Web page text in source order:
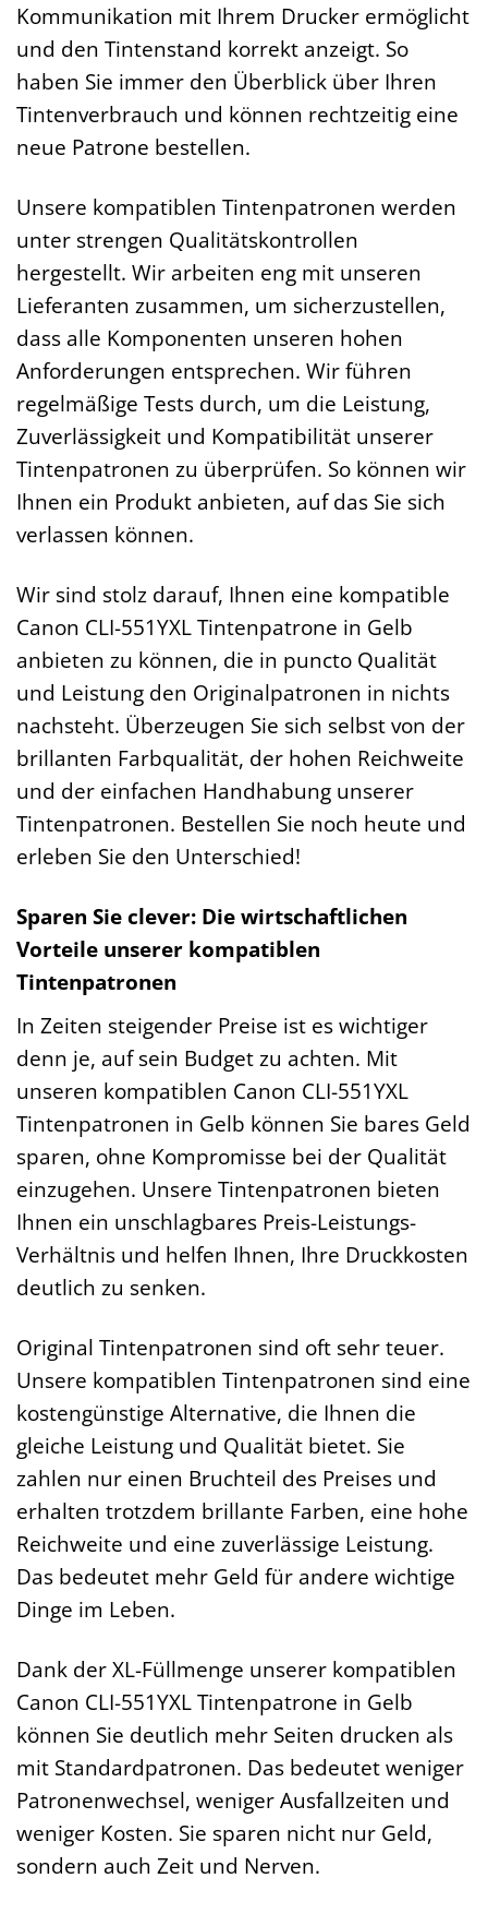
Kommunikation mit Ihrem Drucker ermöglicht
und den Tintenstand korrekt anzeigt. So
haben Sie immer den Überblick über Ihren
Tintenverbrauch und können rechtzeitig eine
neue Patrone bestellen.
Unsere kompatiblen Tintenpatronen werden
unter strengen Qualitätskontrollen
hergestellt. Wir arbeiten eng mit unseren
Lieferanten zusammen, um sicherzustellen,
dass alle Komponenten unseren hohen
Anforderungen entsprechen. Wir führen
regelmäßige Tests durch, um die Leistung,
Zuverlässigkeit und Kompatibilität unserer
Tintenpatronen zu überprüfen. So können wir
Ihnen ein Produkt anbieten, auf das Sie sich
verlassen können.
Wir sind stolz darauf, Ihnen eine kompatible
Canon CLI-551YXL Tintenpatrone in Gelb
anbieten zu können, die in puncto Qualität
und Leistung den Originalpatronen in nichts
nachsteht. Überzeugen Sie sich selbst von der
brillanten Farbqualität, der hohen Reichweite
und der einfachen Handhabung unserer
Tintenpatronen. Bestellen Sie noch heute und
erleben Sie den Unterschied!
Sparen Sie clever: Die wirtschaftlichen
Vorteile unserer kompatiblen
Tintenpatronen
In Zeiten steigender Preise ist es wichtiger
denn je, auf sein Budget zu achten. Mit
unseren kompatiblen Canon CLI-551YXL
Tintenpatronen in Gelb können Sie bares Geld
sparen, ohne Kompromisse bei der Qualität
einzugehen. Unsere Tintenpatronen bieten
Ihnen ein unschlagbares Preis-Leistungs-
Verhältnis und helfen Ihnen, Ihre Druckkosten
deutlich zu senken.
Original Tintenpatronen sind oft sehr teuer.
Unsere kompatiblen Tintenpatronen sind eine
kostengünstige Alternative, die Ihnen die
gleiche Leistung und Qualität bietet. Sie
zahlen nur einen Bruchteil des Preises und
erhalten trotzdem brillante Farben, eine hohe
Reichweite und eine zuverlässige Leistung.
Das bedeutet mehr Geld für andere wichtige
Dinge im Leben.
Dank der XL-Füllmenge unserer kompatiblen
Canon CLI-551YXL Tintenpatrone in Gelb
können Sie deutlich mehr Seiten drucken als
mit Standardpatronen. Das bedeutet weniger
Patronenwechsel, weniger Ausfallzeiten und
weniger Kosten. Sie sparen nicht nur Geld,
sondern auch Zeit und Nerven.